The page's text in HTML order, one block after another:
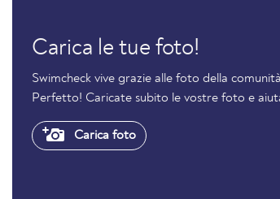
Carica le tue foto!
Swimcheck vive grazie alle foto della
Perfetto! Caricate subito le vostre foto e
Carica foto